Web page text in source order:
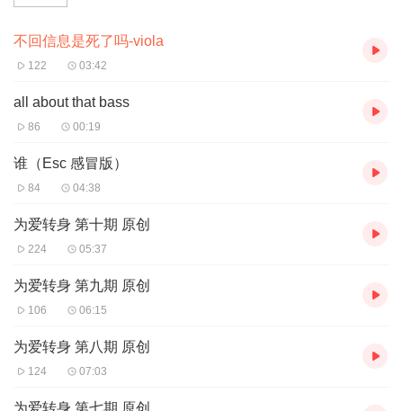
不回信息是死了吗-viola
122 03:42
all about that bass
86 00:19
谁（Esc 感冒版）
84 04:38
为爱转身 第十期 原创
224 05:37
为爱转身 第九期 原创
106 06:15
为爱转身 第八期 原创
124 07:03
为爱转身 第七期 原创